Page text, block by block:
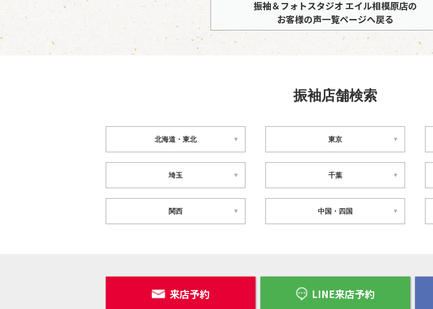
振袖＆フォトスタジオ エイル相模原店の
お客様の声一覧ページへ戻る
振袖店舗検索
北海道・東北 東京
埼玉 千葉
関西 中国・四国
来店予約 LINE来店予約